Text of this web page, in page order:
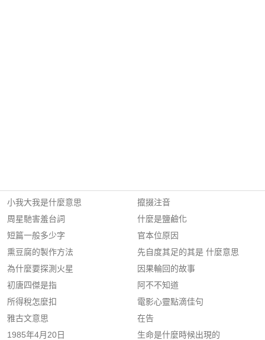
小我大我是什麼意思
周星馳害羞台詞
短篇一般多少字
熏豆腐的製作方法
為什麼要探測火星
初唐四傑是指
所得稅怎麼扣
雅古文意思
1985年4月20日
攛掇注音
什麼是鹽鹼化
官本位原因
先自度其足的其是 什麼意思
因果輪回的故事
阿不不知道
電影心靈點滴佳句
在告
生命是什麼時候出現的